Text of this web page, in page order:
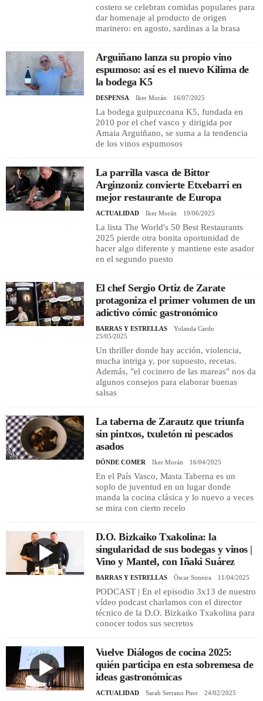
costero se celebran comidas populares para
dar homenaje al producto de origen
marinero: en agosto, sardinas a la brasa
Arguiñano lanza su propio vino
espumoso: así es el nuevo Kilima de
la bodega K5
DESPENSA Iker Morán 16/07/2025
La bodega guipuzcoana K5, fundada en
2010 por el chef vasco y dirigida por
Amaia Arguiñano, se suma a la tendencia
de los vinos espumosos
La parrilla vasca de Bittor
Arginzoniz convierte Etxebarri en
mejor restaurante de Europa
ACTUALIDAD Iker Morán 19/06/2025
La lista The World's 50 Best Restaurants
2025 pierde otra bonita oportunidad de
hacer algo diferente y mantiene este asador
en el segundo puesto
El chef Sergio Ortiz de Zarate
protagoniza el primer volumen de un
adictivo cómic gastronómico
BARRAS Y ESTRELLAS
Yolanda Cardo
25/05/2025
Un thriller donde hay acción, violencia,
mucha intriga y, por supuesto, recetas.
Además, "el cocinero de las mareas" nos da
algunos consejos para elaborar buenas
salsas
La taberna de Zarautz que triunfa
sin pintxos, txuletón ni pescados
asados
DÓNDE COMER Iker Morán 16/04/2025
En el País Vasco, Masta Taberna es un
soplo de juventud en un lugar donde
manda la cocina clásica y lo nuevo a veces
se mira con cierto recelo
D.O. Bizkaiko Txakolina: la
singularidad de sus bodegas y vinos |
Vino y Mantel, con Iñaki Suárez
BARRAS Y ESTRELLAS Òscar Soneira 11/04/2025
PODCAST | En el episodio 3x13 de nuestro
vídeo podcast charlamos con el director
técnico de la D.O. Bizkaiko Txakolina para
conocer todos sus secretos
Vuelve Diálogos de cocina 2025:
quién participa en esta sobremesa de
ideas gastronómicas
ACTUALIDAD Sarah Serrano Pino 24/02/2025